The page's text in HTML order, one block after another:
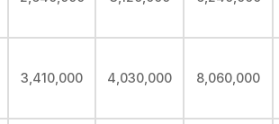
3,410,000 4,030,000 8,060,000